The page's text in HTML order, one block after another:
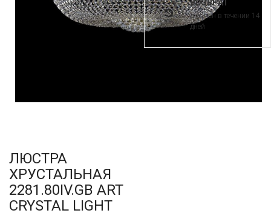
ЛЮСТРА
ХРУСТАЛЬНАЯ
2281.80IV.GB ART
CRYSTAL LIGHT
ВОЗВРАТ
и обмен в течении 14
дней